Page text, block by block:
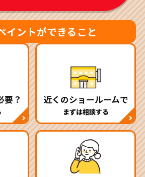
イントができること
要？ 近くのショールームで
まずは相談する